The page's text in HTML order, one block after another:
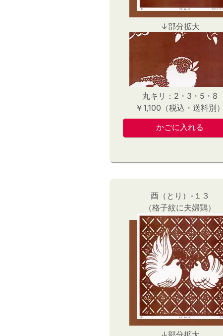
↓部分拡大
丸キリ：2・3・5・8
￥1,100（税込・送料別）
酉（とり）-１３
（格子紋に夫婦鶏）